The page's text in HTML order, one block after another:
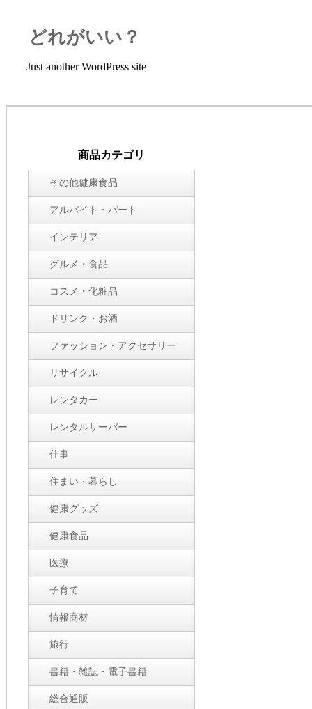
どれがいい？
Just another WordPress site
商品カテゴリ
その他健康食品
アルバイト・パート
インテリア
グルメ・食品
コスメ・化粧品
ドリンク・お酒
ファッション・アクセサリー
リサイクル
レンタカー
レンタルサーバー
仕事
住まい・暮らし
健康グッズ
健康食品
医療
子育て
情報商材
旅行
書籍・雑誌・電子書籍
総合通販